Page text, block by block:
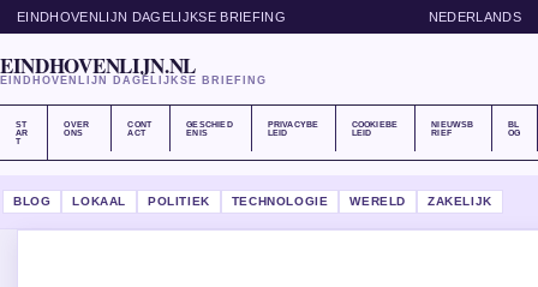
EINDHOVENLIJN DAGELIJKSE BRIEFING NEDERLANDS
EINDHOVENLIJN.NL
EINDHOVENLIJN DAGELIJKSE BRIEFING
ST
AR
T
OVER
ONS
CONT
ACT
GESCHIED
ENIS
PRIVACYBE
LEID
COOKIEBE
LEID
NIEUWSB
RIEF
BL
OG
BLOG LOKAAL POLITIEK TECHNOLOGIE WERELD ZAKELIJK